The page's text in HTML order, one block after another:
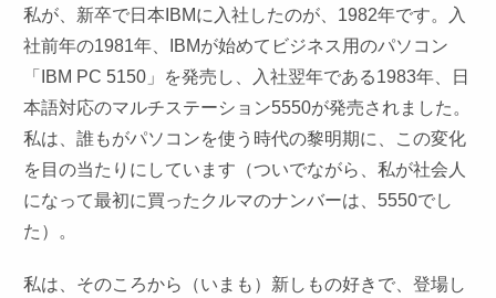
私が、新卒で日本IBMに入社したのが、1982年です。入
社前年の1981年、IBMが始めてビジネス用のパソコン
「IBM PC 5150」を発売し、入社翌年である1983年、日
本語対応のマルチステーション5550が発売されました。
私は、誰もがパソコンを使う時代の黎明期に、この変化
を目の当たりにしています（ついでながら、私が社会人
になって最初に買ったクルマのナンバーは、5550でし
た）。
私は、そのころから（いまも）新しもの好きで、登場し